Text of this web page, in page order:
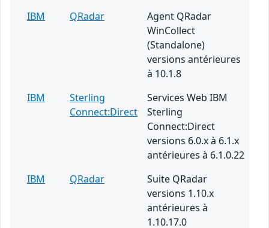
IBM
QRadar
Agent QRadar
WinCollect
(Standalone)
versions antérieures
à 10.1.8
IBM
Sterling
Connect:Direct
Services Web IBM
Sterling
Connect:Direct
versions 6.0.x à 6.1.x
antérieures à 6.1.0.22
IBM
QRadar
Suite QRadar
versions 1.10.x
antérieures à
1.10.17.0